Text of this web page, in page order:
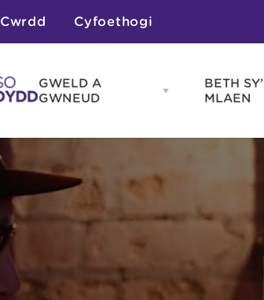
Cwrdd Cyfoethogi
GWELD A
GWNEUD
Open
GWNEUD
Gweithgareddau
Adloniant
Chwaraeon
Teithiau a Golygfeydd
BETH SY’
MLAEN